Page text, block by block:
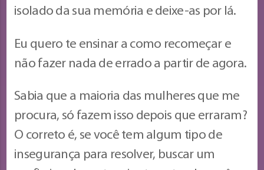
isolado da sua memória e deixe-as por lá.
Eu quero te ensinar a como recomeçar e
não fazer nada de errado a partir de agora.
Sabia que a maioria das mulheres que me
procura, só fazem isso depois que erraram?
O correto é, se você tem algum tipo de
insegurança para resolver, buscar um